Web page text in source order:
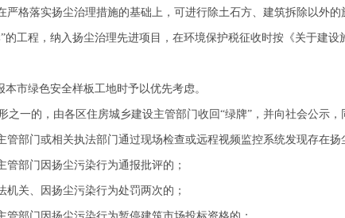
落实扬尘治理措施的基础上，可进行除土石方、建筑拆除以外的
程，纳入扬尘治理先进项目，在环境保护税征收时按《关于建设
市绿色安全样板工地时予以优先考虑。
一的，由各区住房城乡建设主管部门收回“绿牌”，并向社会公示，
门或相关执法部门通过现场检查或远程视频监控系统发现存在扬
部门因扬尘污染行为通报批评的；
关、因扬尘污染行为处罚两次的；